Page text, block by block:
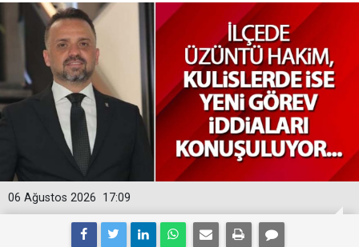
17:09
06 Ağustos 2026